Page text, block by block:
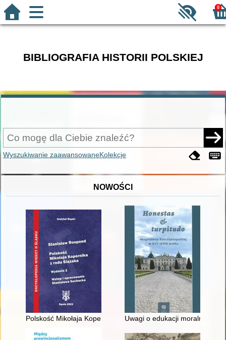
0
BIBLIOGRAFIA HISTORII POLSKIEJ
Wyszukiwanie zaawansowaneKolekcje
NOWOŚCI
Polskość Mikołaja Kopernika z rodu ŚlązakaUwagi o edukacji moralnej